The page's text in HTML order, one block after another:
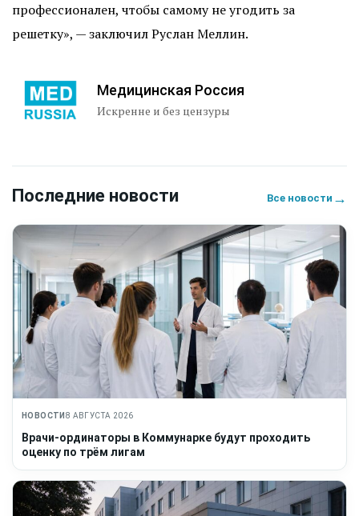
профессионален, чтобы самому не угодить за
решетку», — заключил Руслан Меллин.
Медицинская Россия
Искренне и без цензуры
Последние новости Все новости →
НОВОСТИ 8 АВГУСТА 2026
Врачи-ординаторы в Коммунарке будут проходить
оценку по трём лигам